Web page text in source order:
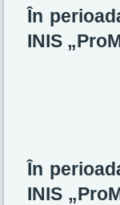
În
INIS
În
INIS